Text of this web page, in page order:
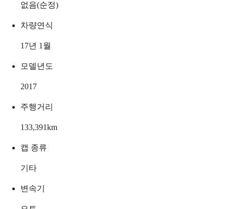
없음(순정)
차량연식
17년 1월
모델년도
2017
주행거리
133,391km
캡 종류
기타
변속기